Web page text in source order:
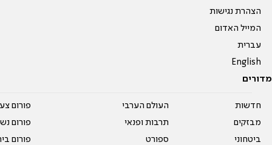
הצהרת נגישות
המייל האדום
עברית
English
מדורים
חדשות
מבזקים
ביטחוני
העולם הערבי
תרבות ופנאי
ספורט
פורום
פורום
פורום